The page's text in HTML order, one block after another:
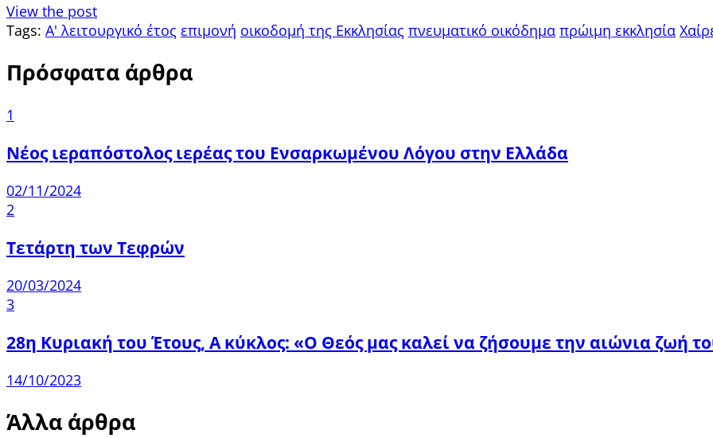
View the post
Tags: Α' λειτουργικό έτος επιμονή οικοδομή της Εκκλησίας πνευματικό οικόδημα πρώιμη εκκλησία
Πρόσφατα άρθρα
1
Νέος ιεραπόστολος ιερέας του Ενσαρκωμένου Λόγου στην Ελλάδα
02/11/2024
2
Τετάρτη των Τεφρών
20/03/2024
3
28η Κυριακή του Έτους, Α κύκλος: «Ο Θεός μας καλεί να ζήσουμε την αιώνια ζωή
14/10/2023
Άλλα άρθρα